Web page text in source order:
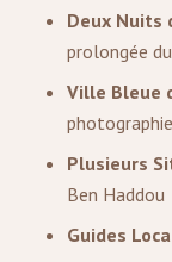
Deux Nuits
prolongée
Ville Bleue
Plusieurs
Ben Haddou
Guides